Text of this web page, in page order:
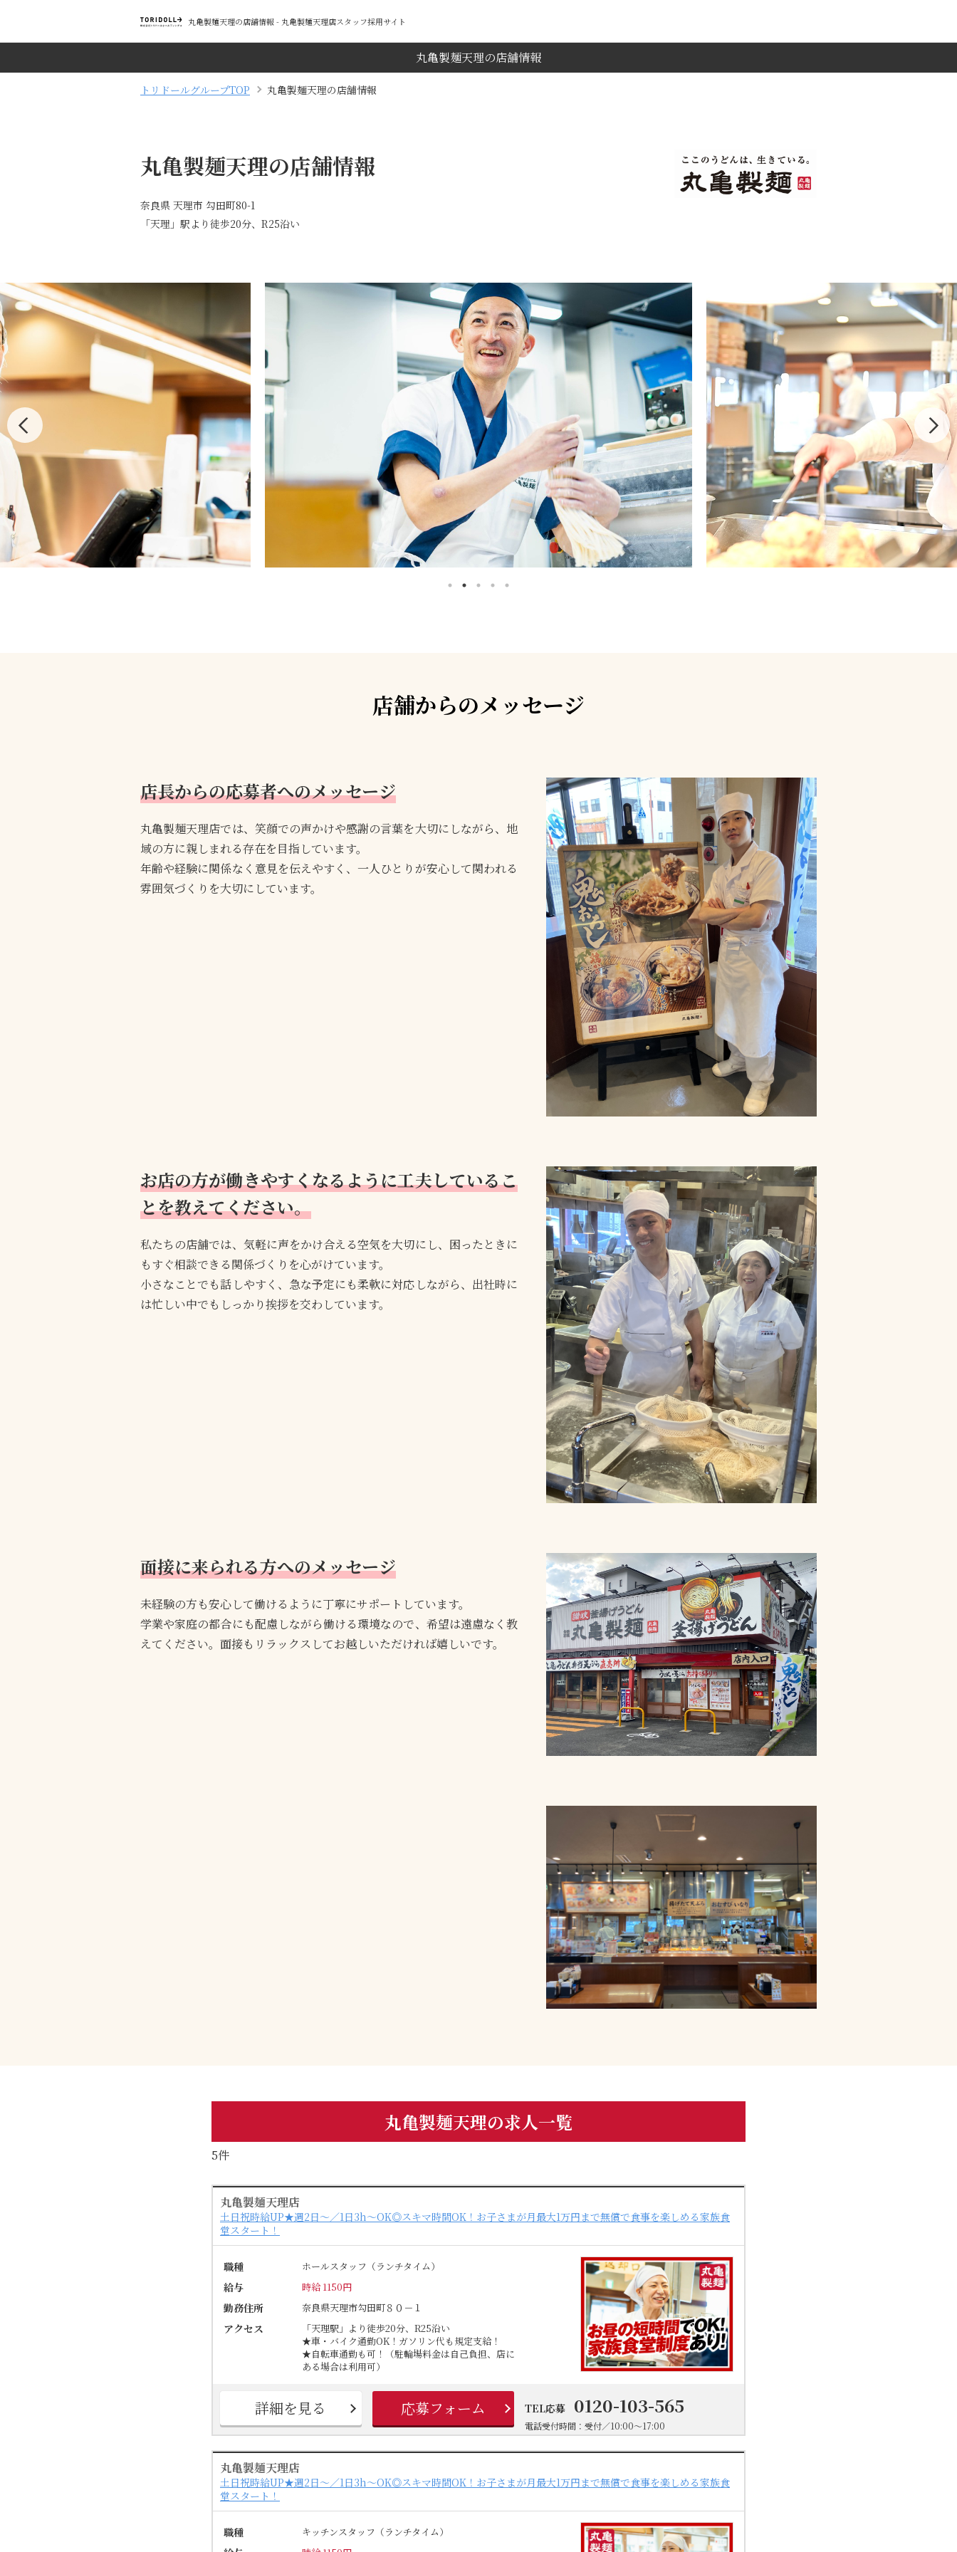
丸亀製麺天理の店舗情報 - 丸亀製麺天理店スタッフ採用サイト
丸亀製麺天理の店舗情報
トリドールグループTOP 丸亀製麺天理の店舗情報
丸亀製麺天理の店舗情報
奈良県 天理市 勾田町80-1
「天理」駅より徒歩20分、R25沿い
店舗からのメッセージ
店長からの応募者へのメッセージ
丸亀製麺天理店では、笑顔での声かけや感謝の言葉を大切にしながら、地
域の方に親しまれる存在を目指しています。
年齢や経験に関係なく意見を伝えやすく、一人ひとりが安心して関われる
雰囲気づくりを大切にしています。
お店の方が働きやすくなるように工夫しているこ
とを教えてください。
私たちの店舗では、気軽に声をかけ合える空気を大切にし、困ったときに
もすぐ相談できる関係づくりを心がけています。
小さなことでも話しやすく、急な予定にも柔軟に対応しながら、出社時に
は忙しい中でもしっかり挨拶を交わしています。
面接に来られる方へのメッセージ
未経験の方も安心して働けるように丁寧にサポートしています。
学業や家庭の都合にも配慮しながら働ける環境なので、希望は遠慮なく教
えてください。面接もリラックスしてお越しいただければ嬉しいです。
丸亀製麺天理の求人一覧
5件
丸亀製麺天理店
土日祝時給UP★週2日～／1日3h～OK◎スキマ時間OK！お子さまが月最大1万円まで無償で食事を楽しめる家族食
堂スタート！
職種 ホールスタッフ（ランチタイム）
給与 時給 1150円
勤務住所 奈良県天理市勾田町８０－１
アクセス
「天理駅」より徒歩20分、R25沿い
★車・バイク通勤OK！ガソリン代も規定支給！
★自転車通勤も可！（駐輪場料金は自己負担、店に
ある場合は利用可）
詳細を見る 応募フォーム TEL応募 0120-103-565
電話受付時間：受付／10:00～17:00
丸亀製麺天理店
土日祝時給UP★週2日～／1日3h～OK◎スキマ時間OK！お子さまが月最大1万円まで無償で食事を楽しめる家族食
堂スタート！
職種 キッチンスタッフ（ランチタイム）